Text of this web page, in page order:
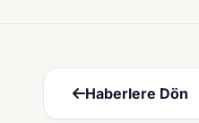
Haberlere Dön